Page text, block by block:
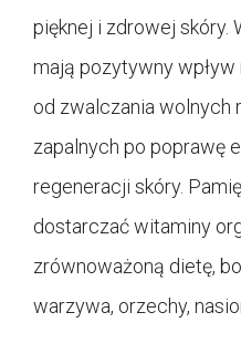
pięknej i zdrowej skóry.
mają pozytywny wpływ
od zwalczania wolnych
zapalnych po poprawę
regeneracji skóry.
dostarczać witaminy
zrównoważoną dietę,
warzywa, orzechy,